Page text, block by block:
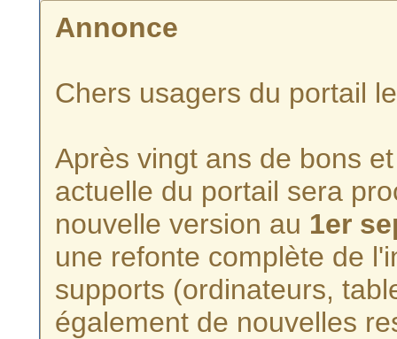
Annonce
Chers usagers du portail
Après vingt ans de bons
actuelle du portail sera
nouvelle version au 1er
une refonte complète de
supports (ordinateurs,
également de nouvelles